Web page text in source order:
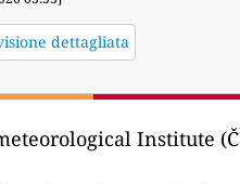
dettagliata
Institute